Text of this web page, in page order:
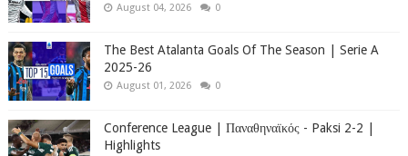
August 04, 2026 0
The Best Atalanta Goals Of The Season | Serie A
2025-26
August 01, 2026 0
Conference League | Παναθηναϊκός - Paksi 2-2 |
Highlights